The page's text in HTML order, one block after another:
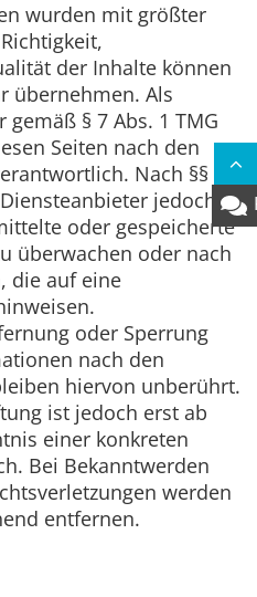
wurden mit größter
der Inhalte können
übernehmen. Als
§ 7 Abs. 1 TMG
Seiten nach den
Nach §§ 8
jedoch
oder gespeicherte
überwachen oder nach
die auf eine
oder Sperrung
nach den
hiervon unberührt.
ist jedoch erst ab
einer konkreten
Bei Bekanntwerden
werden
entfernen.